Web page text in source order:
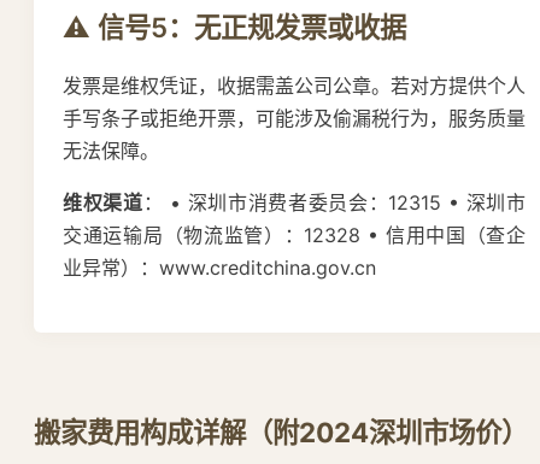
⚠️ 信号5：无正规发票或收据
发票是维权凭证，收据需盖公司公章。若对方提供个人
手写条子或拒绝开票，可能涉及偷漏税行为，服务质量
无法保障。
维权渠道 ： • 深圳市消费者委员会：12315 • 深圳市
交通运输局（物流监管）：12328 • 信用中国（查企
业异常）：www.creditchina.gov.cn
搬家费用构成详解（附2024深圳市场价）